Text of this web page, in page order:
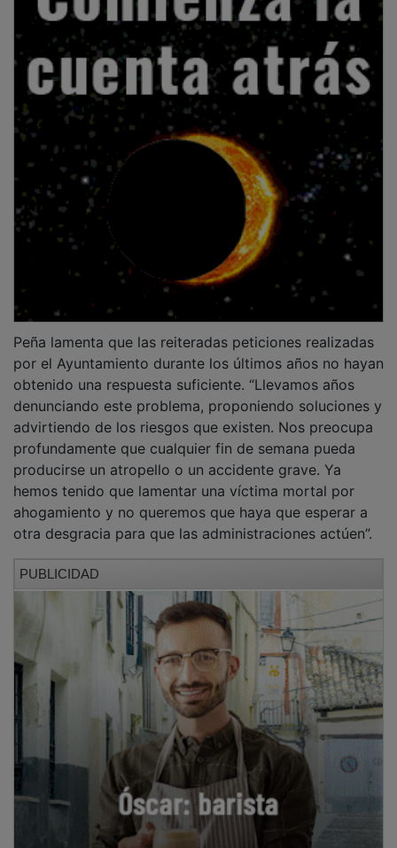
por el Ayuntamiento durante los últimos años no hayan
obtenido una respuesta suficiente. “Llevamos años
denunciando este problema, proponiendo soluciones y
advirtiendo de los riesgos que existen. Nos preocupa
profundamente que cualquier fin de semana pueda
producirse un atropello o un accidente grave. Ya
hemos tenido que lamentar una víctima mortal por
ahogamiento y no queremos que haya que esperar a
otra desgracia para que las administraciones actúen”.